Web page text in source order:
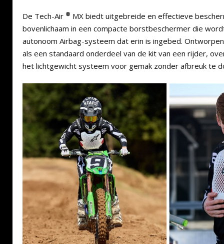
De Tech-Air ® MX biedt uitgebreide en effectieve
bovenlichaam in een compacte borstbeschermer die
autonoom Airbag-systeem dat erin is ingebed.
als een standaard onderdeel van de kit van een rijder,
het lichtgewicht systeem voor gemak zonder afbreuk te